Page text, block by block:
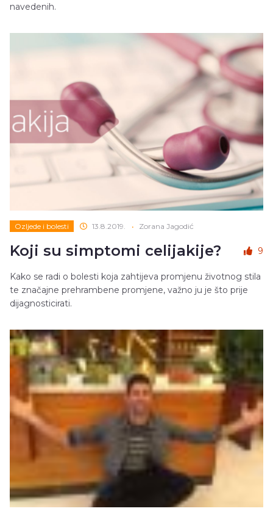
navedenih.
Ozljede i bolesti 13.8.2019. • Zorana Jagodić
Koji su simptomi celijakije? 9
Kako se radi o bolesti koja zahtijeva promjenu životnog stila
te značajne prehrambene promjene, važno ju je što prije
dijagnosticirati.